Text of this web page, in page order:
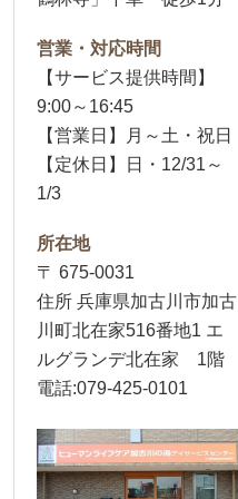
営業・対応時間
【サービス提供時間】
9:00～16:45
【営業日】月～土・祝日
【定休日】日・12/31～
1/3
所在地
〒 675-0031
住所 兵庫県加古川市加古
川町北在家516番地1 エ
ルグランデ北在家 1階
電話:079-425-0101